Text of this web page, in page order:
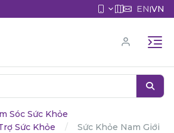
EN|VN
Sóc Sức Khỏe
Sức Khỏe
Sức Khỏe Nam Giới